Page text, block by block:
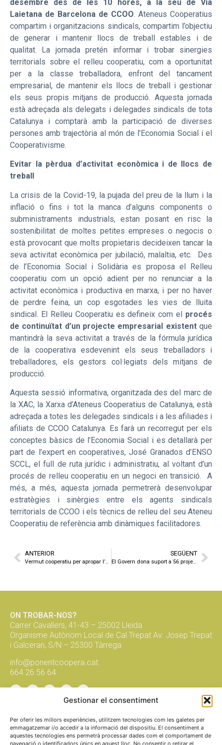
Gestionar el consentiment
Per oferir les millors experiències, utilitzem tecnologies com les galetes per
emmagatzemar i/o accedir a la informació del dispositiu. El consentiment a
aquestes tecnologies ens permetrà processar dades com el comportament de
navegació o identificadors únics en aquest lloc. No consentir o retirar el
desembre des de les 10 hores, a la seu de Via
Laietana de Barcelona de CCOO. Ateneus Cooperatius
compartim i organitzacions sindicals, compartim l’objectiu
de generar i mantenir llocs de treball estables i de
qualitat. La jornada pretén informar i trobar sinergies
territorials sobre el relleu cooperatiu, com a oportunitat
per a la classe treballadora, enfront del tancament
empresarial, de mantenir els llocs de treball i gestionar
els seus propis mitjans de producció. Aquesta jornada
està adreçada als delegats i delegades sindicals de tota
Catalunya i comptarà amb la participació de diverses
persones amb trajectòria al món de l’Economia Social i el
Cooperativisme.
Evitar la pèrdua d’activitat econòmica i de llocs de
treball
La crisis de la Covid-19, la pujada del preu de la llum i la
inflació o fins i tot la manca d’alguns components o
subministraments industrials, estan posant en risc la
sostenibilitat de moltes petites empreses o negocis o
està provocant que molts propietaris decideixen tancar la
seva activitat econòmica per jubilació, malaltia, etc. Des
de l’Economia Social i Solidària es proposa el Relleu
cooperatiu com un opció adient per no renunciar a la
activitat econòmica i productiva en marxa, i per no haver
de perdre feina, un cop esgotades les vies de lluita
sindical. El Relleu Cooperatiu es defineix com el procés
de continuïtat d’un projecte empresarial existentque
mantindrà la seva activitat a través de la fórmula jurídica
de la cooperativa esdevenint els seus treballadors i
treballadores, els gestors col·legiats dels mitjans de
producció.
Aquesta sessió informativa, organitzada des del marc de
la XAC, la Xarxa d’Ateneus Cooperatius de Catalunya, està
adreçada a totes les delegades sindicals i a les afiliades i
afiliats de CCOO Catalunya. Es farà un recorregut per els
conceptes bàsics de l’Economia Social i es detallarà per
part de l’expert en cooperatives, José Granados d’ENSO
SCCL, el full de ruta jurídic i administratiu, al voltant d’un
procés de relleu cooperatiu en un negoci en transició. A
més, a més, aquesta jornada permetrerà desenvolupar
estratègies i sinèrgies entre els agents sindicals
territorials de CCOO i els tècnics de relleu del seu Ateneu
Cooperatiu de referència amb dinàmiques facilitadores.
ANTERIOR
Vermut cooperatiu per apropar l’Economia Social i Solidària als joves de l’Urgell
SEGÜENT
El Govern dona suport a 56 projectes singulars d’intercooperació i reactivació econòmica post COVID 19
ON TROBAR-NOS?
Carrer Cavallers, 41-43 – 25002 Lleida
Organisme Autònom Local de Cal Trepat Av. Josep Trepat
i Galceran, S/N – 25300 Tàrrega
info@ponentcoopera.cat
664 26 56 64
Suma't a la xarxa, subscriu-te al
butlletí!